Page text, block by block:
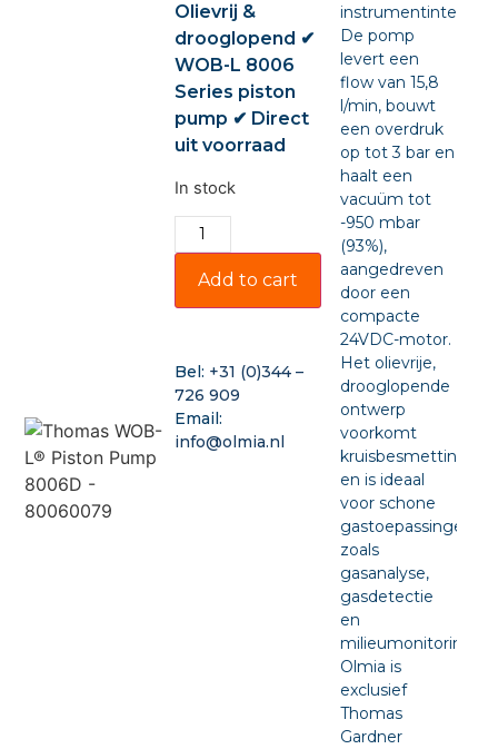
Olievrij &
drooglopend ✔
WOB-L 8006
Series piston
pump ✔ Direct
uit voorraad
In stock
Add to cart
Bel: +31 (0)344 –
726 909
Email:
info@olmia.nl
De pomp
levert een
flow van 15,8
l/min, bouwt
een overdruk
op tot 3 bar en
haalt een
vacuüm tot
-950 mbar
(93%),
aangedreven
door een
compacte
24VDC-motor.
Het olievrije,
drooglopende
ontwerp
voorkomt
kruisbesmetting
en is ideaal
voor schone
gastoepassingen
zoals
gasanalyse,
gasdetectie
en
milieumonitoring.
Olmia is
exclusief
Thomas
Gardner